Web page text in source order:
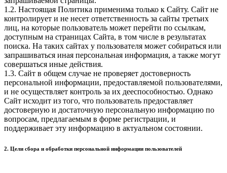
1.2. Настоящая Политика применима только к Сайту. Сайт не
контролирует и не несет ответственность за сайты третьих
лиц, на которые пользователь может перейти по ссылкам,
доступным на страницах Сайта, в том числе в результатах
поиска. На таких сайтах у пользователя может собираться или
запрашиваться иная персональная информация, а также могут
совершаться иные действия.
1.3. Сайт в общем случае не проверяет достоверность
персональной информации, предоставляемой пользователями,
и не осуществляет контроль за их дееспособностью. Однако
Сайт исходит из того, что пользователь предоставляет
достоверную и достаточную персональную информацию по
вопросам, предлагаемым в форме регистрации, и
поддерживает эту информацию в актуальном состоянии.
2. Цели сбора и обработки персональной информации пользователей